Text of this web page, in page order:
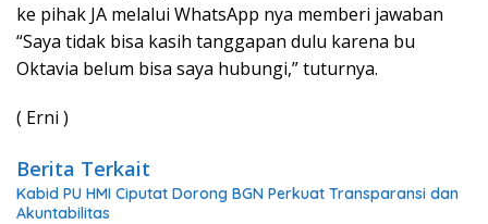
ke pihak JA melalui WhatsApp nya memberi jawaban
“Saya tidak bisa kasih tanggapan dulu karena bu
Oktavia belum bisa saya hubungi,” tuturnya.
( Erni )
Berita Terkait
Kabid PU HMI Ciputat Dorong BGN Perkuat Transparansi dan
Akuntabilitas